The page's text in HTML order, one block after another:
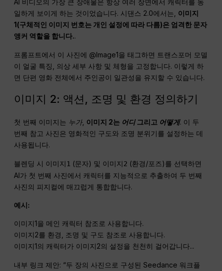
AI 비디오의 가장 큰 장애물은 항상 여러 장면에서 캐릭터를 동
일하게 보이게 하는 것이었습니다. 시댄스 2.0에서는, 이미지
1(구체적인 이미지 번호는 개인 설정에 따라 다름)은 엄격한 문자
앵커 역할을 합니다..
프롬프트에서 이 사진에 @Image1을 태그하면 트랜스포머 모델
이 얼굴 특징, 의상 세부 사항 및 체형을 고정합니다. 이렇게 하
면 단편 영화 전체에서 주인공이 일관성을 유지할 수 있습니다.
이미지 2: 액션, 조명 및 환경 정의하기
첫 번째 이미지는 누가, 이미지 2는 어디그리고 어떻게. 이 두
번째 참고 사진은 영화적인 구도와 조명 분위기를 설정하는 데
사용됩니다.
블렌딩 시 이미지1 (문자) 및 이미지2 (환경/포즈)를 선택하면
AI가 첫 번째 사진에서 캐릭터를 지능적으로 추출하여 두 번째
사진의 피지컬에 매끄럽게 통합합니다.
예시:
이미지1을 메인 캐릭터 참조로 사용합니다.
이미지2를 환경, 조명 및 구도 참조로 사용합니다.
이미지1의 캐릭터가 이미지2의 설정을 천천히 걸어갑니다...
내부 링크 제안: “두 장의 사진으로 구성된 Seedance 워크플